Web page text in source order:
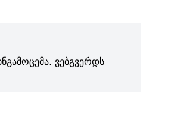
ვებგვერდს